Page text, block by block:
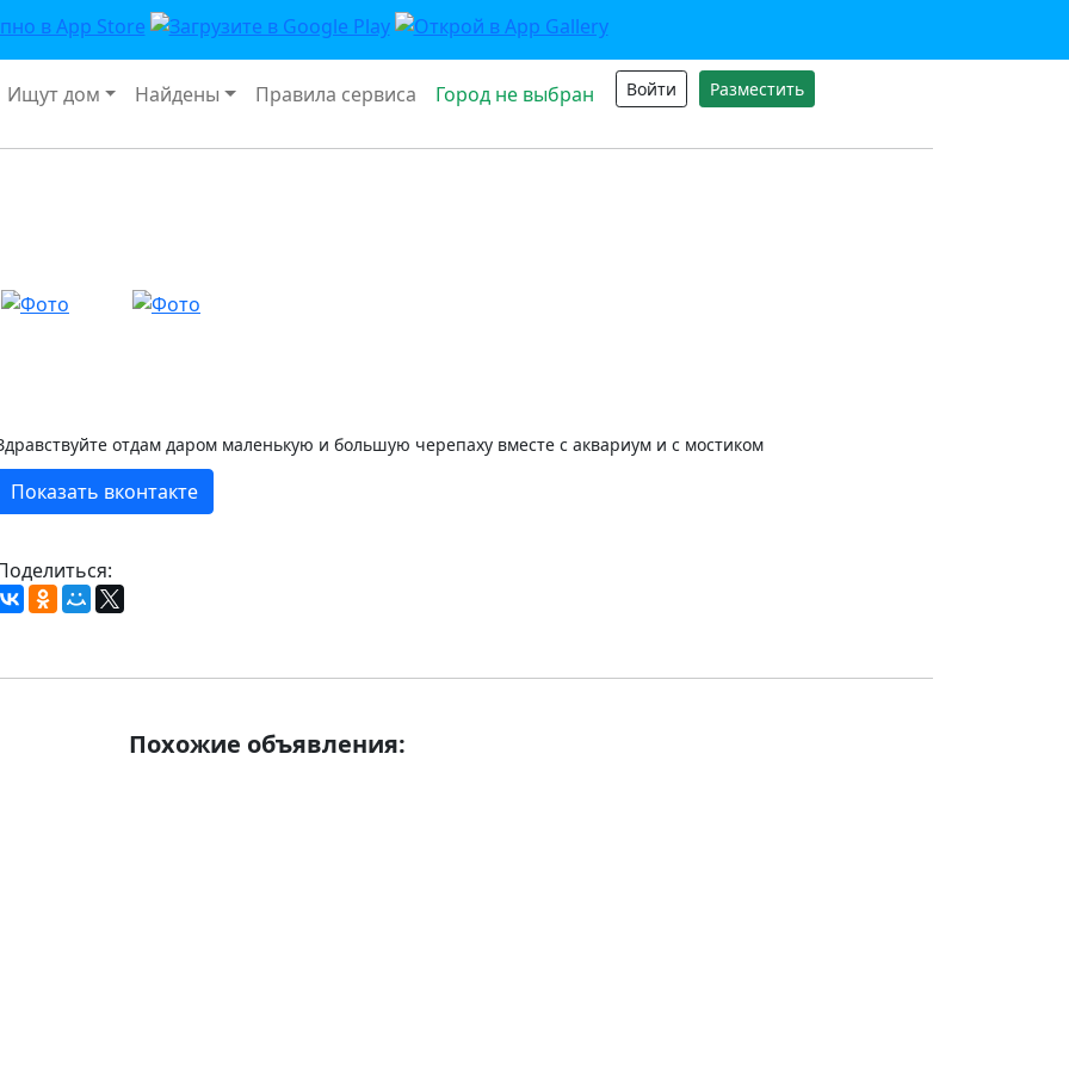
Ищут дом Найдены Правила сервиса Город не выбран Войти Разместить
отдам даром маленькую и большую черепаху вместе с аквариум и с мостиком
Показать вконтакте
Похожие объявления: